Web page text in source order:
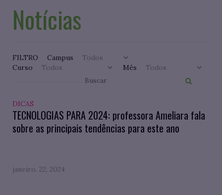
Notícias
FILTRO
Campus
Curso
Mês
DICAS
TECNOLOGIAS PARA 2024: professora Ameliara fala
sobre as principais tendências para este ano
janeiro. 22, 2024